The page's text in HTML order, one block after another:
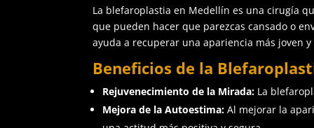
La blefaroplastia en Medellín es una cirugía
que pueden hacer que parezcas cansado o
ayuda a recuperar una apariencia más joven
Beneficios de la
Rejuvenecimiento de la Mirada: La
Mejora de la Autoestima: Al mejorar la